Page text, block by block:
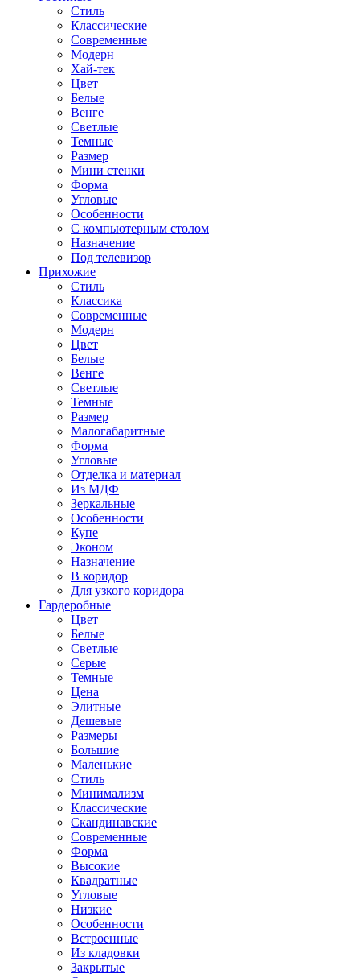
Стиль
Классические
Современные
Модерн
Хай-тек
Цвет
Белые
Венге
Светлые
Темные
Размер
Мини стенки
Форма
Угловые
Особенности
С компьютерным столом
Назначение
Под телевизор
Прихожие
Стиль
Классика
Современные
Модерн
Цвет
Белые
Венге
Светлые
Темные
Размер
Малогабаритные
Форма
Угловые
Отделка и материал
Из МДФ
Зеркальные
Особенности
Купе
Эконом
Назначение
В коридор
Для узкого коридора
Гардеробные
Цвет
Белые
Светлые
Серые
Темные
Цена
Элитные
Дешевые
Размеры
Большие
Маленькие
Стиль
Минимализм
Классические
Скандинавские
Современные
Форма
Высокие
Квадратные
Угловые
Низкие
Особенности
Встроенные
Из кладовки
Закрытые